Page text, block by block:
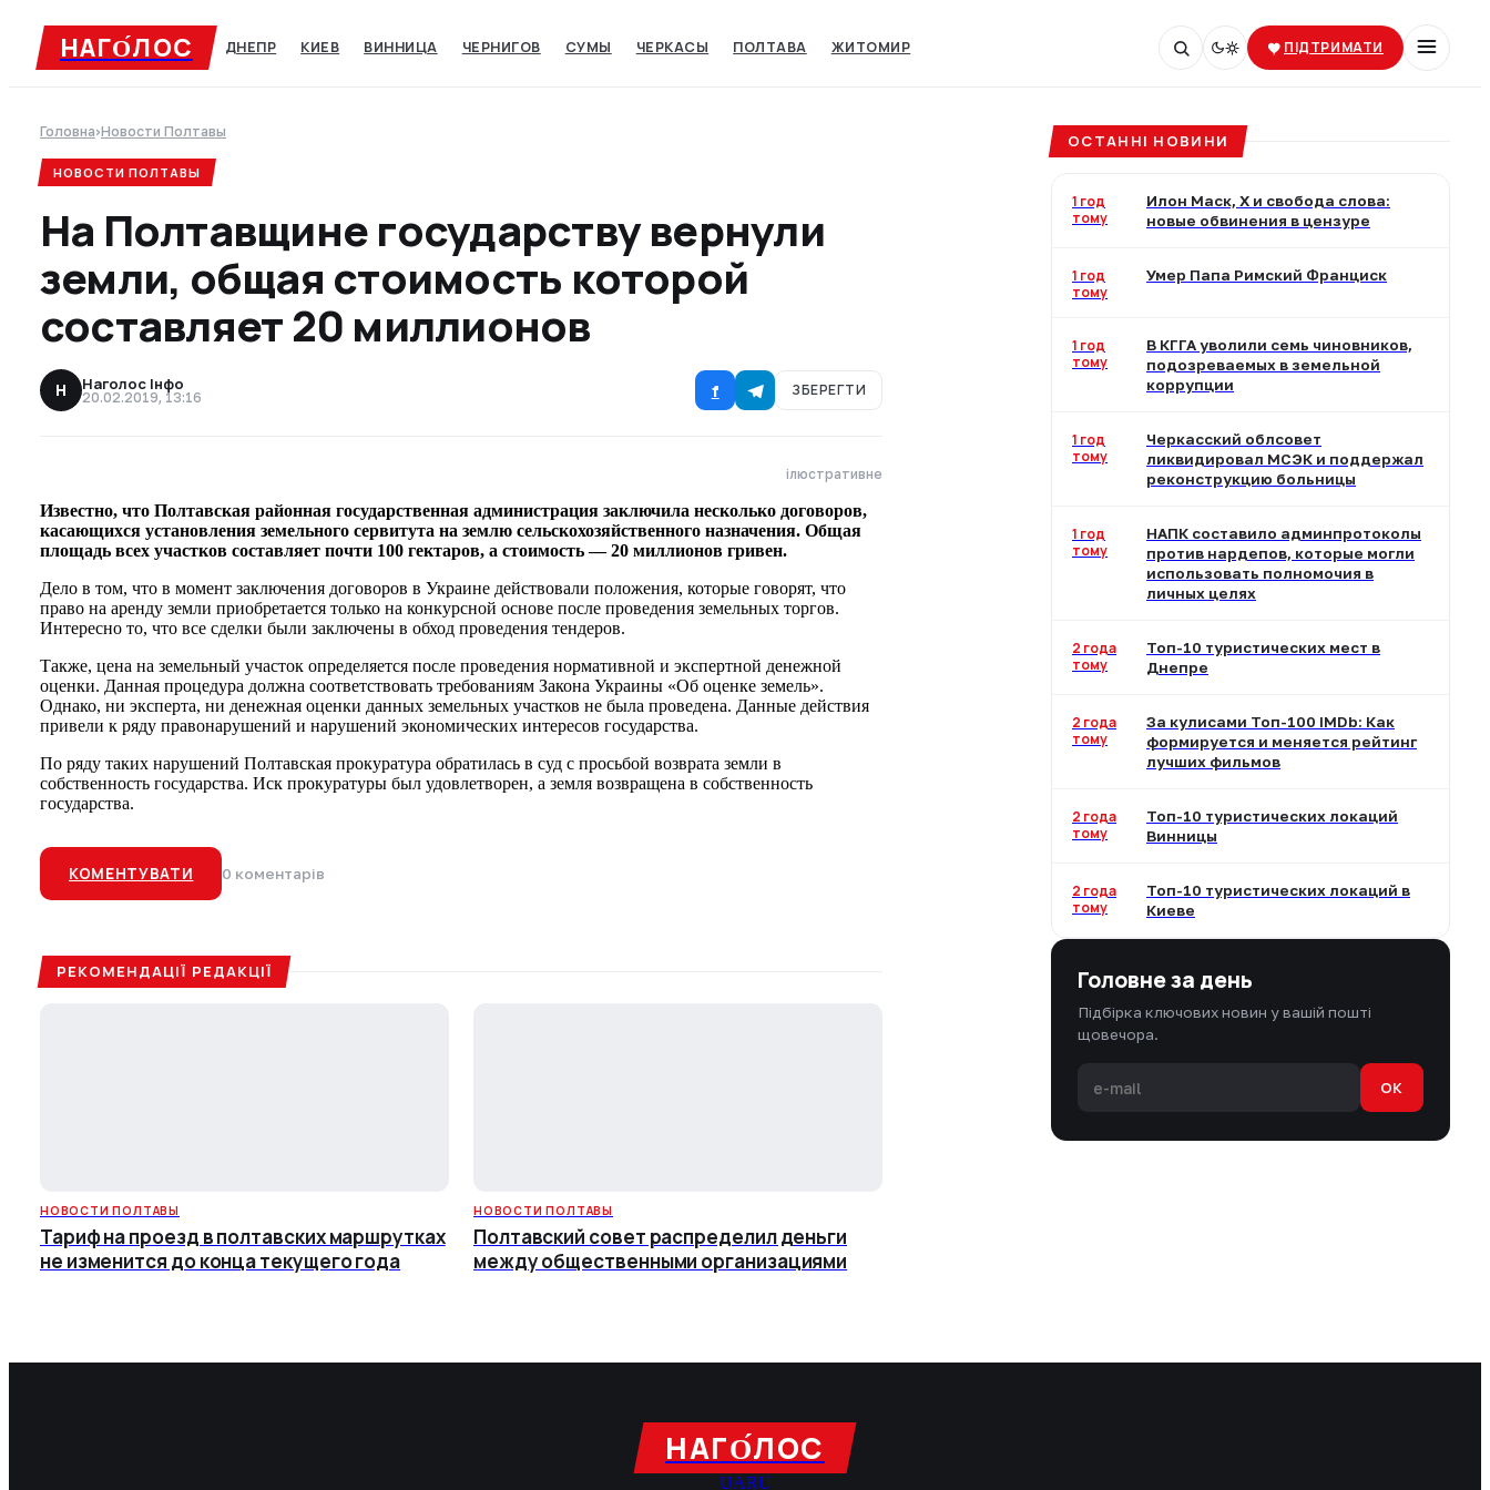
НАГО́ЛОC ДНЕПР КИЕВ ВИННИЦА ЧЕРНИГОВ СУМЫ‎ ЧЕРКАСЫ‎ ПОЛТАВА ЖИТОМИР ПІДТРИМАТИ
Головна›Новости Полтавы
НОВОСТИ ПОЛТАВЫ
На Полтавщине государству вернули
земли, общая стоимость которой
составляет 20 миллионов
Н Наголос Інфо
20.02.2019, 13:16 f ЗБЕРЕГТИ
ілюстративне
Известно, что Полтавская районная государственная администрация заключила несколько договоров,
касающихся установления земельного сервитута на землю сельскохозяйственного назначения. Общая
площадь всех участков составляет почти 100 гектаров, а стоимость — 20 миллионов гривен.
Дело в том, что в момент заключения договоров в Украине действовали положения, которые говорят, что
право на аренду земли приобретается только на конкурсной основе после проведения земельных торгов.
Интересно то, что все сделки были заключены в обход проведения тендеров.
Также, цена на земельный участок определяется после проведения нормативной и экспертной денежной
оценки. Данная процедура должна соответствовать требованиям Закона Украины «Об оценке земель».
Однако, ни эксперта, ни денежная оценки данных земельных участков не была проведена. Данные действия
привели к ряду правонарушений и нарушений экономических интересов государства.
По ряду таких нарушений Полтавская прокуратура обратилась в суд с просьбой возврата земли в
собственность государства. Иск прокуратуры был удовлетворен, а земля возвращена в собственность
государства.
КОМЕНТУВАТИ 0 коментарів
РЕКОМЕНДАЦІЇ РЕДАКЦІЇ
НОВОСТИ ПОЛТАВЫ
Тариф на проезд в полтавских маршрутках
не изменится до конца текущего года
НОВОСТИ ПОЛТАВЫ
Полтавский совет распределил деньги
между общественными организациями
ОСТАННІ НОВИНИ
1 год
тому
Илон Маск, X и свобода слова:
новые обвинения в цензуре
1 год
тому
Умер Папа Римский Франциск
1 год
тому
В КГГА уволили семь чиновников,
подозреваемых в земельной
коррупции
1 год
тому
Черкасский облсовет
ликвидировал МСЭК и поддержал
реконструкцию больницы
1 год
тому
НАПК составило админпротоколы
против нардепов, которые могли
использовать полномочия в
личных целях
2 года
тому
Топ-10 туристических мест в
Днепре
2 года
тому
За кулисами Топ-100 IMDb: Как
формируется и меняется рейтинг
лучших фильмов
2 года
тому
Топ-10 туристических локаций
Винницы
2 года
тому
Топ-10 туристических локаций в
Киеве
Головне за день
Підбірка ключових новин у вашій пошті
щовечора.
OK
НАГО́ЛОC
UARU